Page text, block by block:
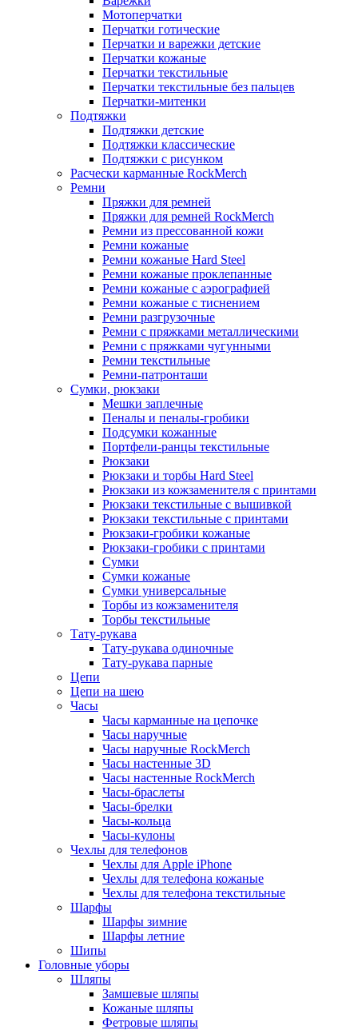
Мотоперчатки
Перчатки готические
Перчатки и варежки детские
Перчатки кожаные
Перчатки текстильные
Перчатки текстильные без пальцев
Перчатки-митенки
Подтяжки
Подтяжки детские
Подтяжки классические
Подтяжки с рисунком
Расчески карманные RockMerch
Ремни
Пряжки для ремней
Пряжки для ремней RockMerch
Ремни из прессованной кожи
Ремни кожаные
Ремни кожаные Hard Steel
Ремни кожаные проклепанные
Ремни кожаные с аэрографией
Ремни кожаные с тиснением
Ремни разгрузочные
Ремни с пряжками металлическими
Ремни с пряжками чугунными
Ремни текстильные
Ремни-патронташи
Сумки, рюкзаки
Мешки заплечные
Пеналы и пеналы-гробики
Подсумки кожанные
Портфели-ранцы текстильные
Рюкзаки
Рюкзаки и торбы Hard Steel
Рюкзаки из кожзаменителя с принтами
Рюкзаки текстильные с вышивкой
Рюкзаки текстильные с принтами
Рюкзаки-гробики кожаные
Рюкзаки-гробики с принтами
Сумки
Сумки кожаные
Сумки универсальные
Торбы из кожзаменителя
Торбы текстильные
Тату-рукава
Тату-рукава одиночные
Тату-рукава парные
Цепи
Цепи на шею
Часы
Часы карманные на цепочке
Часы наручные
Часы наручные RockMerch
Часы настенные 3D
Часы настенные RockMerch
Часы-браслеты
Часы-брелки
Часы-кольца
Часы-кулоны
Чехлы для телефонов
Чехлы для Apple iPhone
Чехлы для телефона кожаные
Чехлы для телефона текстильные
Шарфы
Шарфы зимние
Шарфы летние
Шипы
Головные уборы
Шляпы
Замшевые шляпы
Кожаные шляпы
Фетровые шляпы